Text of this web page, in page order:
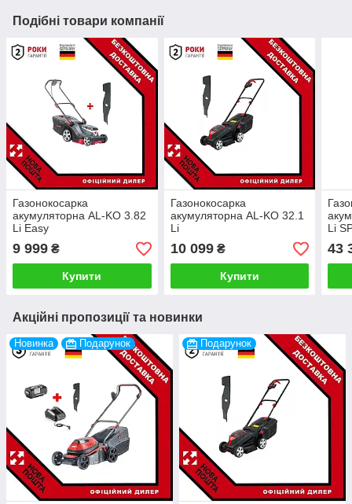
Подібні товари компанії
Газонокосарка
акумуляторна AL-KO 3.82
Li Easy
9 999 ₴
Купити
Газонокосарка
акумуляторна AL-KO 32.1
Li
10 099₴
Купити
Li
43
Акційні пропозиції та новинки
Новинка Подарунок Подарунок